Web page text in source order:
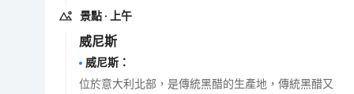
景點 · 上午
威尼斯
威尼斯 ：
位於意大利北部，是傳統黑醋的生產地，傳統黑醋又